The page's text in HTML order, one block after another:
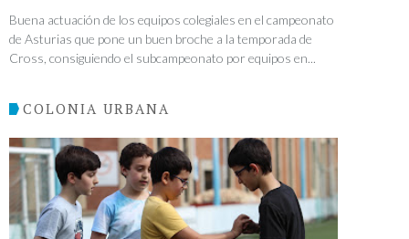
Buena actuación de los equipos colegiales en el campeonato
de Asturias que pone un buen broche a la temporada de
Cross, consiguiendo el subcampeonato por equipos en...
COLONIA URBANA